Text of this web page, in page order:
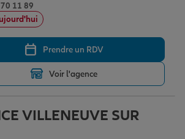
11 89
Prendre un RDV
Voir l'agence
VILLENEUVE SUR